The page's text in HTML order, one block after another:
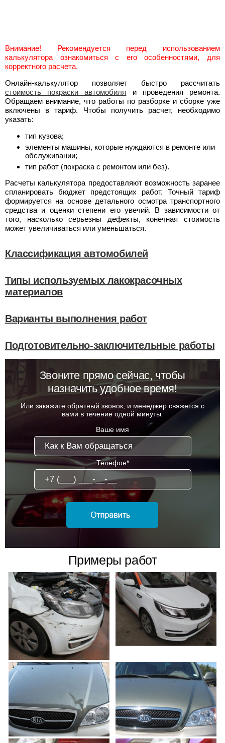
Внимание! Рекомендуется перед использованием
калькулятора ознакомиться с его особенностями, для
корректного расчета.
Онлайн-калькулятор позволяет быстро рассчитать
стоимость покраски автомобиля и проведения ремонта.
Обращаем внимание, что работы по разборке и сборке уже
включены в тариф. Чтобы получить расчет, необходимо
указать:
тип кузова;
элементы машины, которые нуждаются в ремонте или
обслуживании;
тип работ (покраска с ремонтом или без).
Расчеты калькулятора предоставляют возможность заранее
спланировать бюджет предстоящих работ. Точный тариф
формируется на основе детального осмотра транспортного
средства и оценки степени его увечий. В зависимости от
того, насколько серьезны дефекты, конечная стоимость
может увеличиваться или уменьшаться.
Классификация автомобилей
Типы используемых лакокрасочных
материалов
Варианты выполнения работ
Подготовительно-заключительные работы
Звоните прямо сейчас, чтобы
назначить удобное время!
Или закажите обратный звонок, и менеджер свяжется с
вами в течение одной минуты.
Ваше имя
Телефон*
Примеры работ